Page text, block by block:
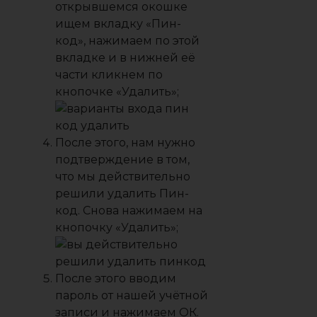
открывшемся окошке
ищем вкладку «Пин-
код», нажимаем по этой
вкладке и в нижней её
части кликнем по
кнопочке «Удалить»;
После этого, нам нужно
подтверждение в том,
что мы действительно
решили удалить Пин-
код. Снова нажимаем на
кнопочку «Удалить»;
После этого вводим
пароль от нашей учётной
записи и нажимаем ОК.